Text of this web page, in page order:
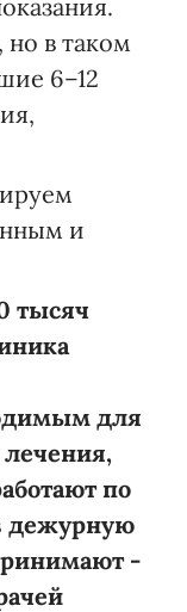
в таком
6–12
и
тысяч
для
лечения,
по
дежурную
-